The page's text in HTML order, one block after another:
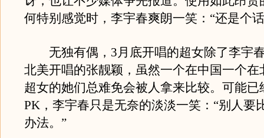
何特别感觉时，李宇春爽朗一笑：“还是个
无独有偶，3月底开唱的超女除了李宇
北美开唱的张靓颖，虽然一个在中国一个在
超女的她们总难免会被人拿来比较。可能已
PK，李宇春只是无奈的淡淡一笑：“别人要
办法。”